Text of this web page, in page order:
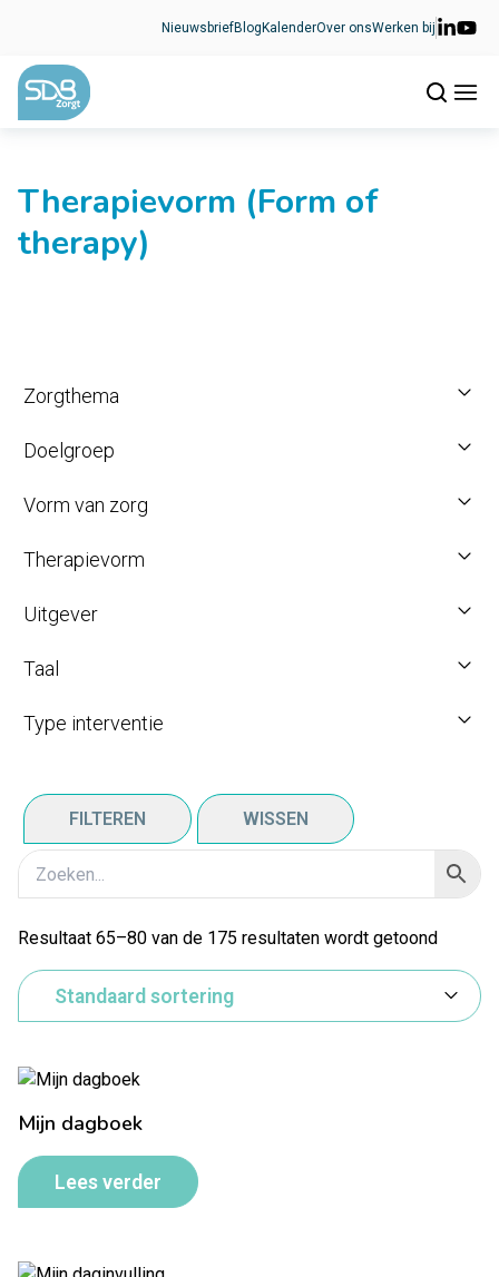
NieuwsbriefBlog KalenderOver onsWerken bij
Therapievorm (Form of
therapy)
Zorgthema
Doelgroep
Vorm van zorg
Therapievorm
Uitgever
Taal
Type interventie
FILTEREN WISSEN
Resultaat 65–80 van de 175 resultaten wordt getoond
Mijn dagboek
Lees verder